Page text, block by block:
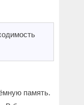
память.